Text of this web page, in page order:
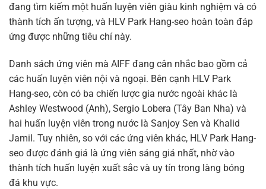
đang tìm kiếm một huấn luyện viên giàu kinh nghiệm và có
thành tích ấn tượng, và HLV Park Hang-seo hoàn toàn đáp
ứng được những tiêu chí này.
Danh sách ứng viên mà AIFF đang cân nhắc bao gồm cả
các huấn luyện viên nội và ngoại. Bên cạnh HLV Park
Hang-seo, còn có ba chiến lược gia nước ngoài khác là
Ashley Westwood (Anh), Sergio Lobera (Tây Ban Nha) và
hai huấn luyện viên trong nước là Sanjoy Sen và Khalid
Jamil. Tuy nhiên, so với các ứng viên khác, HLV Park Hang-
seo được đánh giá là ứng viên sáng giá nhất, nhờ vào
thành tích huấn luyện xuất sắc và uy tín trong làng bóng
đá khu vực.